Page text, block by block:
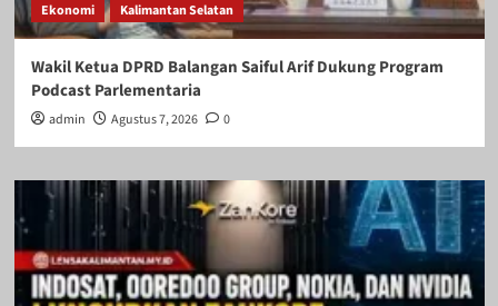
Ekonomi Kalimantan Selatan
Wakil Ketua DPRD Balangan Saiful Arif Dukung Program
Podcast Parlementaria
admin Agustus 7, 2026 0